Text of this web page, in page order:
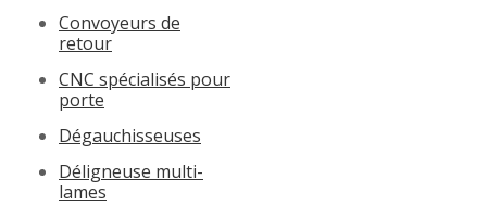
Convoyeurs de
retour
CNC spécialisés pour
porte
Dégauchisseuses
Déligneuse multi-
lames